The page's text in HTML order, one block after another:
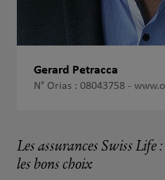
Gerard Petracca
N° Orias : 08043758 -
Les assurances Swiss Life
les bons choix